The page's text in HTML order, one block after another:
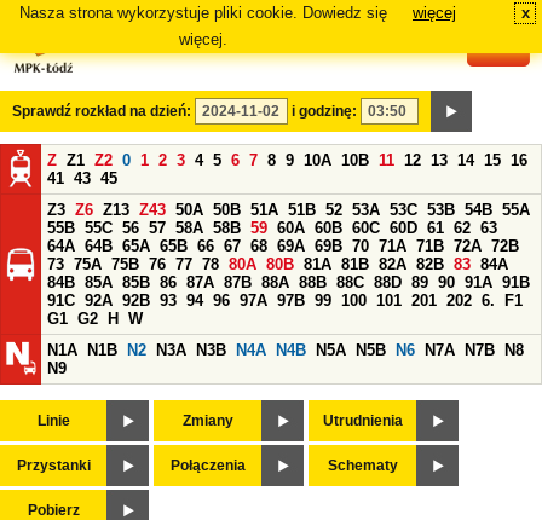
Nasza strona wykorzystuje pliki cookie. Dowiedz się
więcej.
więcej x
Sprawdź rozkład na dzień: i godzinę:
Z Z1 Z2 0 1 2 3 4 5 6 7 8 9 10A 10B 11 12 13 14 15 16
41 43 45
Z3 Z6 Z13 Z43 50A 50B 51A 51B 52 53A 53C 53B 54B 55A
55B 55C 56 57 58A 58B 59 60A 60B 60C 60D 61 62 63
64A 64B 65A 65B 66 67 68 69A 69B 70 71A 71B 72A 72B
73 75A 75B 76 77 78 80A 80B 81A 81B 82A 82B 83 84A
84B 85A 85B 86 87A 87B 88A 88B 88C 88D 89 90 91A 91B
91C 92A 92B 93 94 96 97A 97B 99 100 101 201 202 6.
F1
G1 G2 H
W
N1A
N1B N2 N3A N3B N4A N4B N5A N5B N6 N7A N7B
N8
N9
Linie Zmiany Utrudnienia
Przystanki Połączenia Schematy
Pobierz